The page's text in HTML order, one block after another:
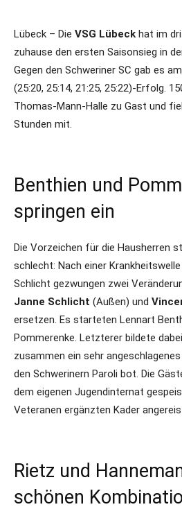
Lübeck – Die VSG Lübeck hat im
zuhause den ersten Saisonsieg in
Gegen den Schweriner SC gab es
(25:20, 25:14, 21:25, 25:22)-Erfolg.
Thomas-Mann-Halle zu Gast und
Stunden mit.
Benthien und
springen ein
Die Vorzeichen für die Hausherren
schlecht: Nach einer
Schlicht gezwungen zwei
Janne Schlicht (Außen) und
ersetzen. Es starteten Lennart
Pommerenke. Letzterer bildete
zusammen ein sehr
den Schwerinern Paroli bot. Die
dem eigenen Jugendinternat
Veteranen ergänzten Kader
Rietz und
schönen